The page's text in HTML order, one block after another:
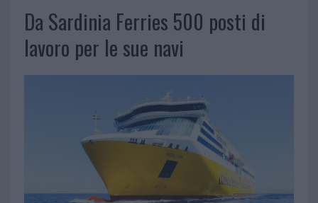
Da Sardinia Ferries 500 posti di
lavoro per le sue navi